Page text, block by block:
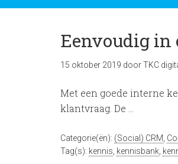
Eenvoudig in
15 oktober 2019 doorTKC
Met een goede interne
klantvraag. De …
Categorie(ën): (Social) CRM
Tag(s): kennis kennisbank